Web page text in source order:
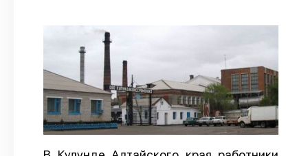
Предложить публикацию
Справочник
API
О проекте
Политика конфиденциальности